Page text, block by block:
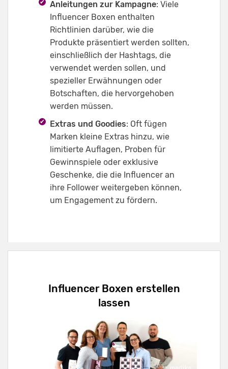
Anleitungen zur Kampagne: Viele
Influencer Boxen enthalten
Richtlinien darüber, wie die
Produkte präsentiert werden sollten,
einschließlich der Hashtags, die
verwendet werden sollen, und
spezieller Erwähnungen oder
Botschaften, die hervorgehoben
werden müssen.
Extras und Goodies: Oft fügen
Marken kleine Extras hinzu, wie
limitierte Auflagen, Proben für
Gewinnspiele oder exklusive
Geschenke, die die Influencer an
ihre Follower weitergeben können,
um Engagement zu fördern.
Influencer Boxen erstellen
lassen